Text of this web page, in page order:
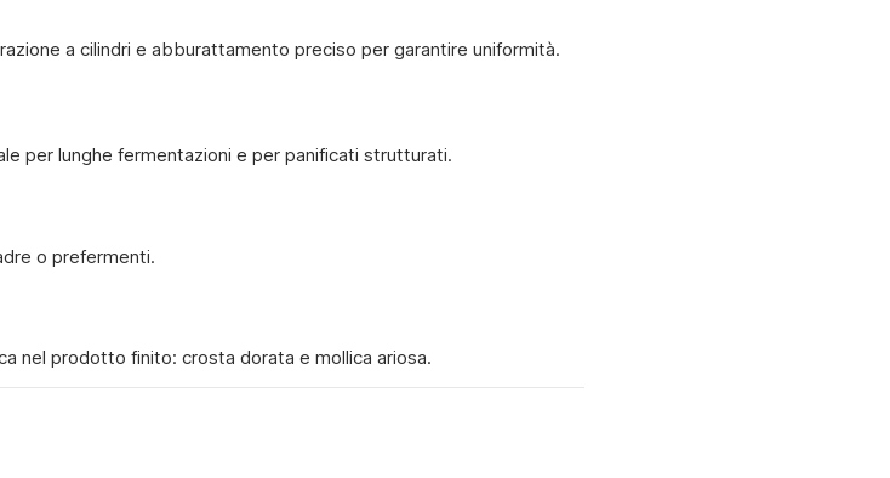
a cilindri e abburattamento preciso per garantire uniformità.
per lunghe fermentazioni e per panificati strutturati.
o prefermenti.
nel prodotto finito: crosta dorata e mollica ariosa.